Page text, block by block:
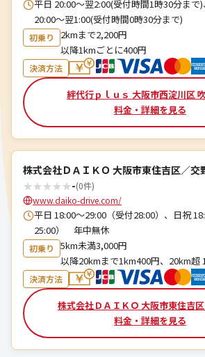
平日 20:00〜翌2:00(受付時間1時30分まで
20:00〜翌1:00(受付時間0時30分まで)
初乗り
2kmまで2,200円
以降1kmごとに400円
決済方法
絆代行ｐｌｕｓ 大阪市西淀川区
料金・詳細を見る
株式会社ＤＡＩＫＯ 大阪市東住吉区／交
★★★★★-(0件)
www.daiko-drive.com/
平日 18:00〜29:00（受付28:00）、日祝
25:00） 年中無休
初乗り
5km未満3,000円
以降20kmまで1km400円、20km超
決済方法
株式会社ＤＡＩＫＯ 大阪市東住吉
料金・詳細を見る